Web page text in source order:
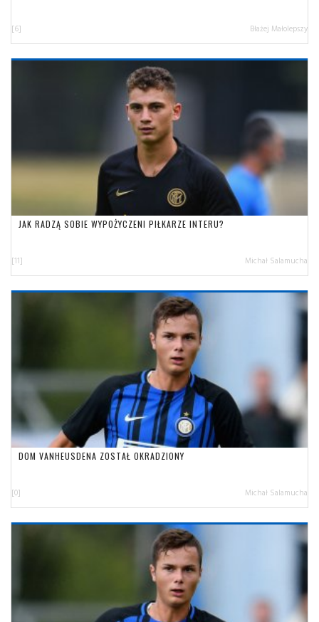
[6] Błażej Małolepszy
JAK RADZĄ SOBIE WYPOŻYCZENI PIŁKARZE INTERU?
[11] Michał Salamucha
DOM VANHEUSDENA ZOSTAŁ OKRADZIONY
[0] Michał Salamucha